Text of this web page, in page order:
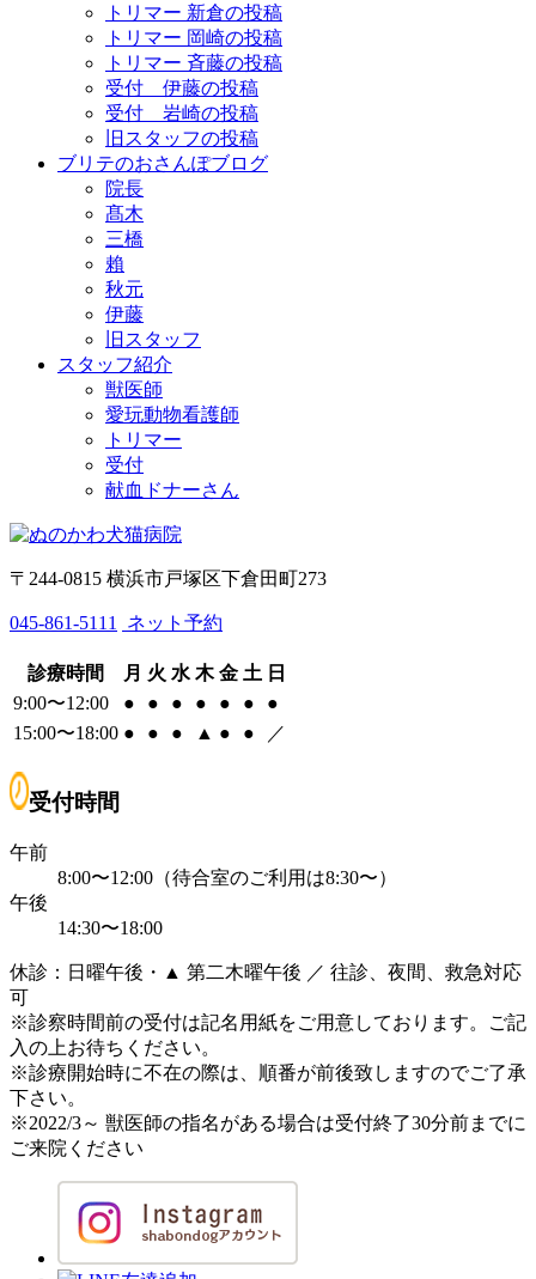
トリマー 新倉の投稿
トリマー 岡崎の投稿
トリマー 斉藤の投稿
受付 伊藤の投稿
受付 岩崎の投稿
旧スタッフの投稿
ブリテのおさんぽブログ
院長
髙木
三橋
賴
秋元
伊藤
旧スタッフ
スタッフ紹介
獣医師
愛玩動物看護師
トリマー
受付
献血ドナーさん
〒244-0815 横浜市戸塚区下倉田町273
045-861-5111 ネット予約
診療時間 月 火 水 木 金 土 日
9:00〜12:00
● ● ● ● ● ●
●
15:00〜18:00 ● ● ● ▲ ● ● ／
受付時間
午前
8:00〜12:00（待合室のご利用は8:30〜）
午後
14:30〜18:00
休診：日曜午後・▲ 第二木曜午後 ／ 往診、夜間、救急対応
可
※診察時間前の受付は記名用紙をご用意しております。ご記
入の上お待ちください。
※診療開始時に不在の際は、順番が前後致しますのでご了承
下さい。
※2022/3～ 獣医師の指名がある場合は受付終了30分前までに
ご来院ください